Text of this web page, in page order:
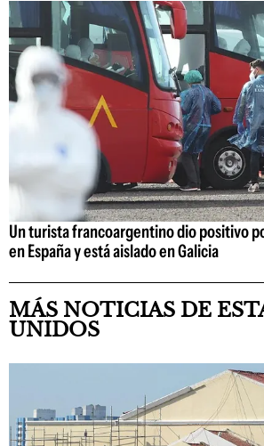
Un turista francoargentino dio positivo
en España y está aislado en Galicia
MÁS NOTICIAS DE
UNIDOS